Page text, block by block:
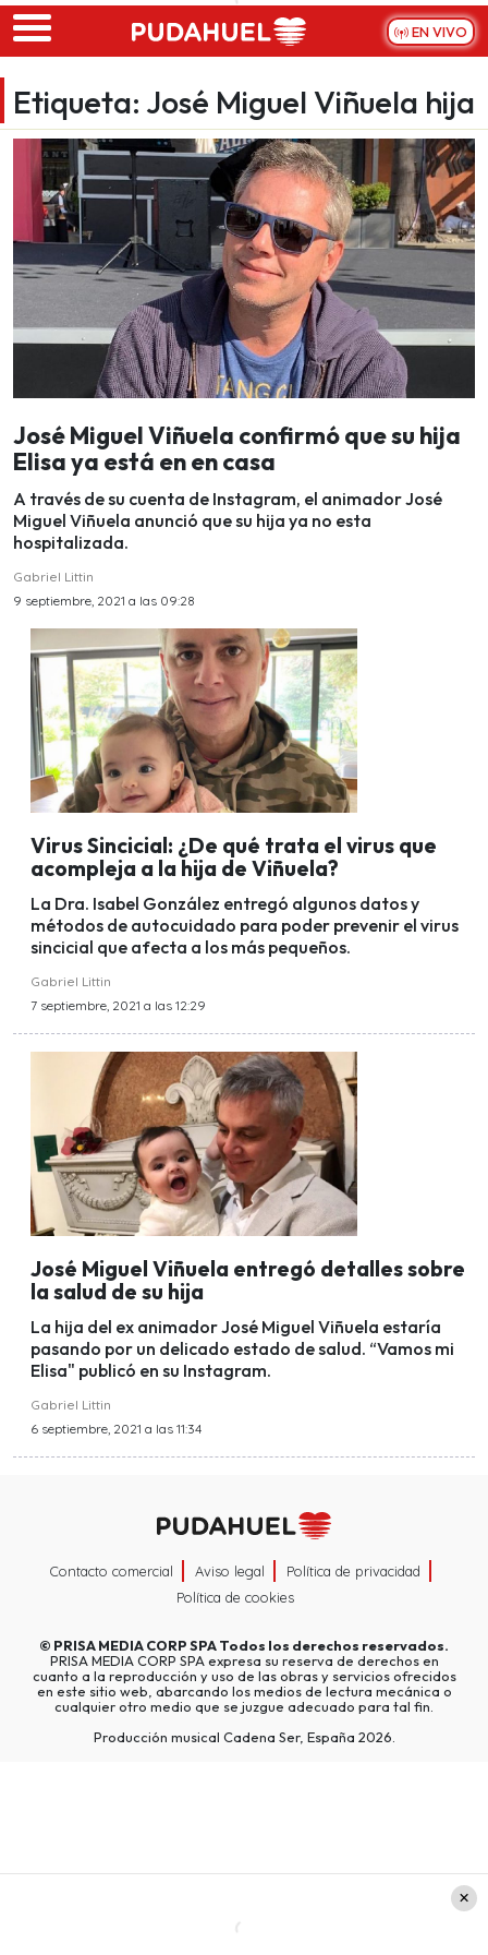
Skip to main content
EN VIVO
Etiqueta: José Miguel Viñuela hija
José Miguel Viñuela confirmó que su hija
Elisa ya está en en casa
A través de su cuenta de Instagram, el animador José
Miguel Viñuela anunció que su hija ya no esta
hospitalizada.
Gabriel Littin
9 septiembre, 2021 a las 09:28
Virus Sincicial: ¿De qué trata el virus que
acompleja a la hija de Viñuela?
La Dra. Isabel González entregó algunos datos y
métodos de autocuidado para poder prevenir el virus
sincicial que afecta a los más pequeños.
Gabriel Littin
7 septiembre, 2021 a las 12:29
José Miguel Viñuela entregó detalles sobre
la salud de su hija
La hija del ex animador José Miguel Viñuela estaría
pasando por un delicado estado de salud. “Vamos mi
Elisa" publicó en su Instagram.
Gabriel Littin
6 septiembre, 2021 a las 11:34
Contacto comercial Aviso legal
Política de privacidad
Política de cookies
© PRISA MEDIA CORP SPATodos los derechos reservados.
PRISA MEDIA CORP SPA expresa su reserva de derechos en
cuanto a la reproducción y uso de las obras y servicios ofrecidos
en este sitio web, abarcando los medios de lectura mecánica o
cualquier otro medio que se juzgue adecuado para tal fin.
Producción musical Cadena Ser, España 2026.